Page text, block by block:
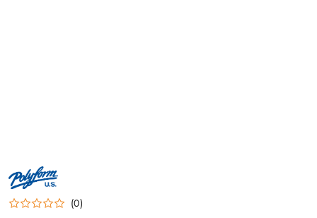
LOGO
PRODUCENTA
POLYFORM
U.S.
– (0)